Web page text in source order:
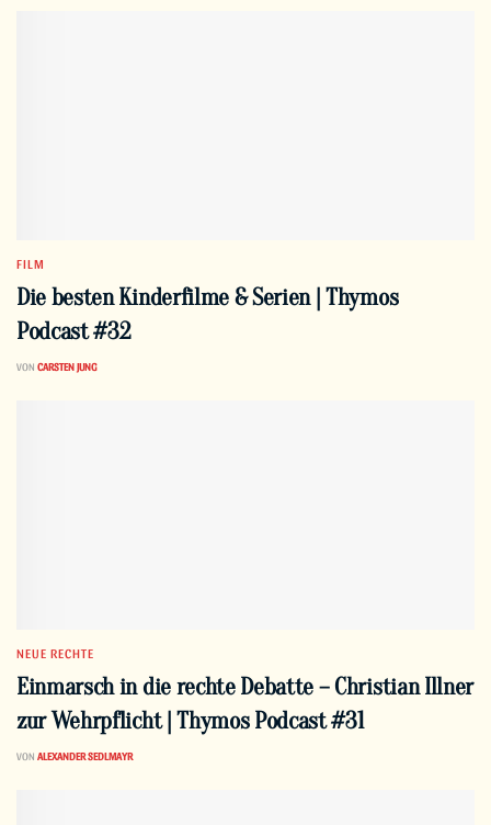
FILM
Die besten Kinderfilme & Serien | Thymos
Podcast #32
VON CARSTEN JUNG
NEUE RECHTE
Einmarsch in die rechte Debatte – Christian Illner
zur Wehrpflicht | Thymos Podcast #31
VON ALEXANDER SEDLMAYR